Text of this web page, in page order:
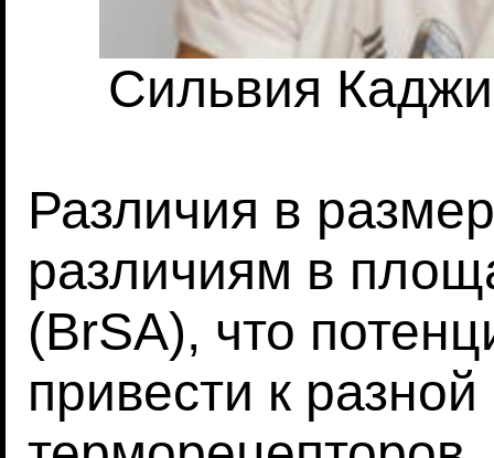
Сильвия
Различия в
различиям в
(BrSA), что
привести к